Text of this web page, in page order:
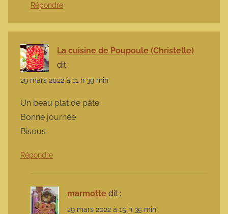
Répondre
La cuisine de Poupoule (Christelle)
dit :
29 mars 2022 à 11 h 39 min
Un beau plat de pâte
Bonne journée
Bisous
Répondre
marmotte dit :
29 mars 2022 à 15 h 35 min